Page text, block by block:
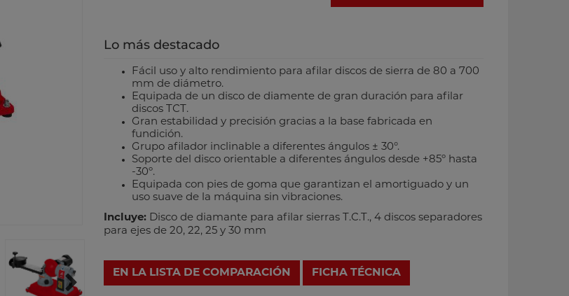
Lo más destacado
Fácil uso y alto rendimiento para afilar discos de sierra de 80 a 700
mm de diámetro.
Equipada de un disco de diamente de gran duración para afilar
discos TCT.
Gran estabilidad y precisión gracias a la base fabricada en
fundición.
Grupo afilador inclinable a diferentes ángulos ± 30°.
Soporte del disco orientable a diferentes ángulos desde +85º hasta
-30º.
Equipada con pies de goma que garantizan el amortiguado y un
uso suave de la máquina sin vibraciones.
Incluye:Disco de diamante para afilar sierras T.C.T., 4 discos separadores
para ejes de 20, 22, 25 y 30 mm
EN LA LISTA DE COMPARACIÓN FICHA TÉCNICA